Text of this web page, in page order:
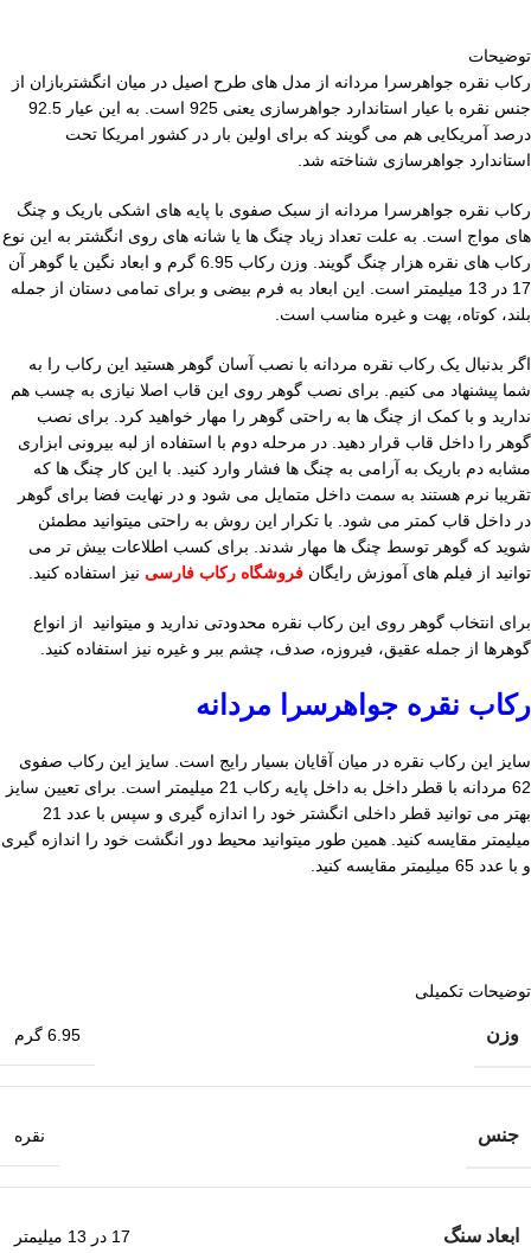
توضیحات
رکاب نقره جواهرسرا مردانه از مدل های طرح اصیل در میان انگشتربازان از
جنس نقره با عیار استاندارد جواهرسازی یعنی 925 است. به این عیار 92.5
درصد آمریکایی هم می گویند که برای اولین بار در کشور امریکا تحت
استاندارد جواهرسازی شناخته شد.
رکاب نقره جواهرسرا مردانه از سبک صفوی با پایه های اشکی باریک و چنگ
های مواج است. به علت تعداد زیاد چنگ ها یا شانه های روی انگشتر به این نوع
رکاب های نقره هزار چنگ گویند. وزن رکاب 6.95 گرم و ابعاد نگین یا گوهر آن
17 در 13 میلیمتر است. این ابعاد به فرم بیضی و برای تمامی دستان از جمله
بلند، کوتاه، پهت و غیره مناسب است.
اگر بدنبال یک رکاب نقره مردانه با نصب آسان گوهر هستید این رکاب را به
شما پیشنهاد می کنیم. برای نصب گوهر روی این قاب اصلا نیازی به چسب هم
ندارید و با کمک از چنگ ها به راحتی گوهر را مهار خواهید کرد. برای نصب
گوهر را داخل قاب قرار دهید. در مرحله دوم با استفاده از لبه بیرونی ابزاری
مشابه دم باریک به آرامی به چنگ ها فشار وارد کنید. با این کار چنگ ها که
تقریبا نرم هستند به سمت داخل متمایل می شود و در نهایت فضا برای گوهر
در داخل قاب کمتر می شود. با تکرار این روش به راحتی میتوانید مطمئن
شوید که گوهر توسط چنگ ها مهار شدند. برای کسب اطلاعات بیش تر می
توانید از فیلم های آموزش رایگان فروشگاه رکاب فارسی نیز استفاده کنید.
برای انتخاب گوهر روی این رکاب نقره محدودتی ندارید و میتوانید از انواع
گوهرها از جمله عقیق، فیروزه، صدف، چشم ببر و غیره نیز استفاده کنید.
رکاب نقره جواهرسرا مردانه
سایز این رکاب نقره در میان آقایان بسیار رایج است. سایز این رکاب صفوی
62 مردانه با قطر داخل به داخل پایه رکاب 21 میلیمتر است. برای تعیین سایز
بهتر می توانید قطر داخلی انگشتر خود را اندازه گیری و سپس با عدد 21
میلیمتر مقایسه کنید. همین طور میتوانید محیط دور انگشت خود را اندازه گیری
و با عدد 65 میلیمتر مقایسه کنید.
توضیحات تکمیلی
وزن 6.95 گرم
جنس نقره
ابعاد سنگ 17 در 13 میلیمتر